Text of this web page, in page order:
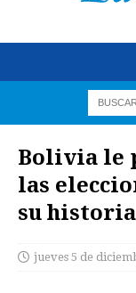
Bolivia le
las
su historia
jueves 5 de